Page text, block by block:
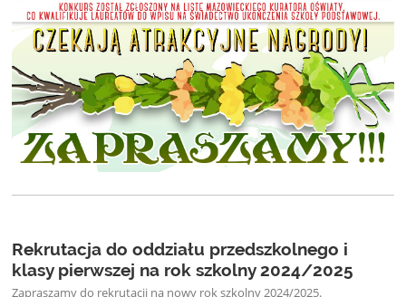
Rekrutacja do oddziału przedszkolnego i
klasy pierwszej na rok szkolny 2024/2025
Zapraszamy do rekrutacji na nowy rok szkolny 2024/2025.